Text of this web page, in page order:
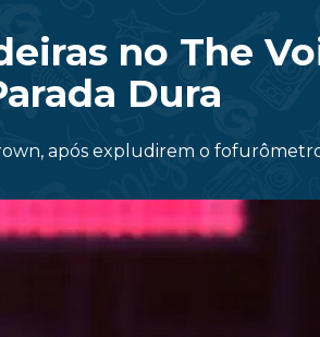
no The
Dura
após expludirem o